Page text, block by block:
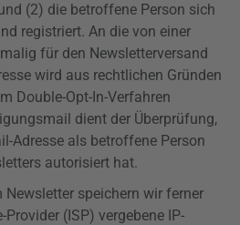
(2) die betroffene Person sich
registriert. An die von einer
für den Newsletterversand
wird aus rechtlichen Gründen
Double-Opt-In-Verfahren
dient der Überprüfung,
Adresse als betroffene Person
autorisiert hat.
Newsletter speichern wir ferner
(ISP) vergebene IP-